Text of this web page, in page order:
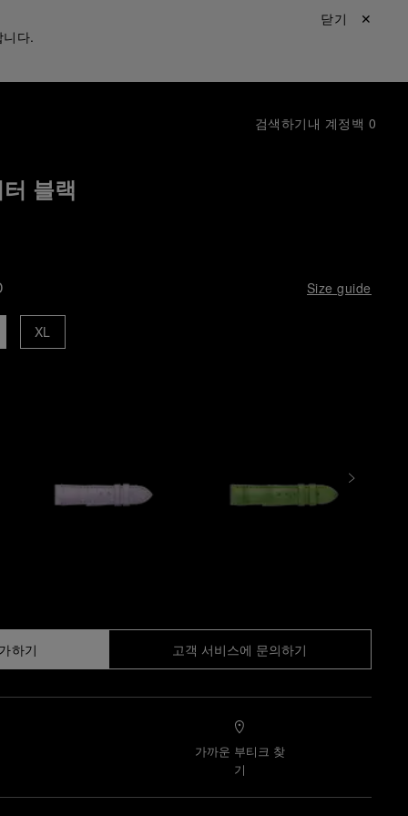
다.
닫기 ✕
검색하기 내 계정 백 0
블랙
Size guide
XL
하기 고객 서비스에 문의하기
가까운 부티크 찾
기